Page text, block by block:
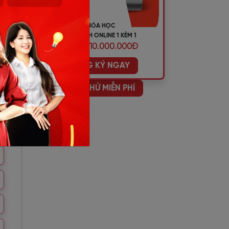
KHÓA HỌC
TIẾNG ANH ONLINE 1 KÈM 1
ƯU ĐÃI 10.000.000Đ
ĐĂNG KÝ NGAY
HỌC THỬ MIỄN PHÍ